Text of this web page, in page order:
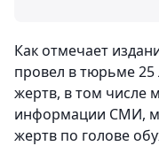
Как отмечает
провел в тюрьме 25
жертв, в том числе
информации СМИ,
жертв по голове